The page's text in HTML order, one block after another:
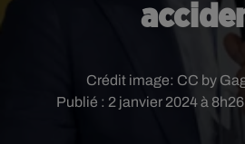
Publié : 2 janvier 2024 à
Crédit image: CC by